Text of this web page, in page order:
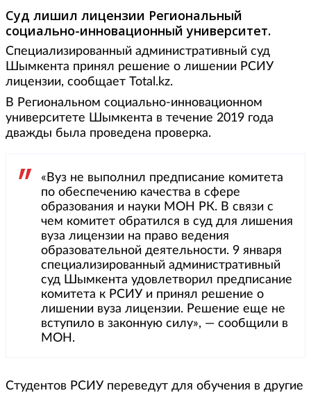
Суд лишил лицензии Региональный
социально-инновационный университет.
Специализированный административный суд
Шымкента принял решение о лишении РСИУ
лицензии, сообщает Total.kz.
В Региональном социально-инновационном
университете Шымкента в течение 2019 года
дважды была проведена проверка.
«Вуз не выполнил предписание комитета
по обеспечению качества в сфере
образования и науки МОН РК. В связи с
чем комитет обратился в суд для лишения
вуза лицензии на право ведения
образовательной деятельности. 9 января
специализированный административный
суд Шымкента удовлетворил предписание
комитета к РСИУ и принял решение о
лишении вуза лицензии. Решение еще не
вступило в законную силу», — сообщили в
МОН.
Студентов РСИУ переведут для обучения в другие